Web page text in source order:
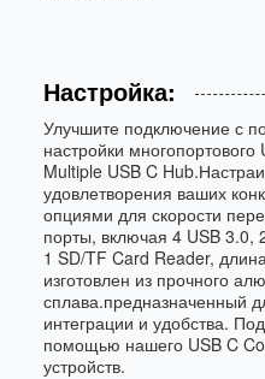
Настройка:
Улучшите подключение с
настройки
Multiple USB C
удовлетворения ваших
опциями для скорости
порты, включая 4 USB 3.0,
1 SD/TF Card Reader,
изготовлен из прочного
сплава.предназначенный
интеграции и удобства.
помощью нашего USB C
устройств.